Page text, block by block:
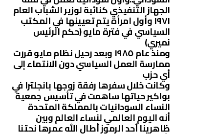
الجهاز التنفيذي كنائبة لوزير الشباب العام
١٩٧١ وأول امرأة يتم تعيينها في المكتب
السياسي في فترة مايو (حكم الرئيس
نميري)
ومنذ عام ١٩٨٥ وبعد رحيل نظام مايو قررت
ممارسة العمل السياسي دون الانتماء إلى
أي حزب
وكانت خلال سفرها رفقة زوجها بانجلترا في
بواكير حياتها ساهمت في تأسيس جمعية
النساء السودانيات بالمملكة المتحدة
أنه اليوم العالمي لنساء العالم وبين
ظاهرينا أحد الرموز أطال الله عمرها نحتنا